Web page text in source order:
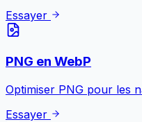
Essayer
PNG en WebP
Optimiser PNG pour les
Essayer